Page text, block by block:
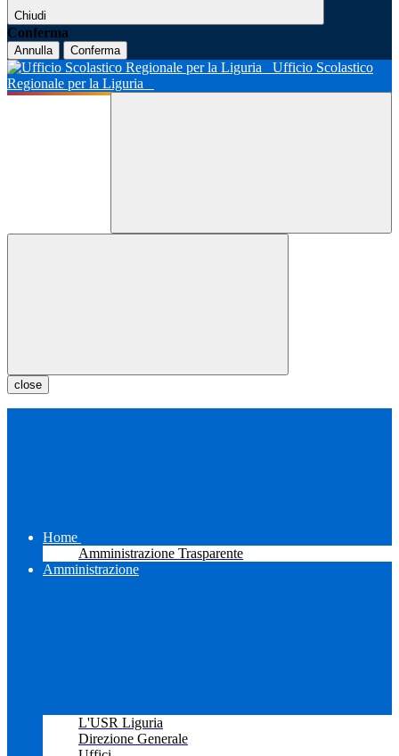
Chiudi
Conferma
Annulla Conferma
Ufficio Scolastico
Regionale per la Liguria
close
Home
Amministrazione Trasparente
Amministrazione
L'USR Liguria
Direzione Generale